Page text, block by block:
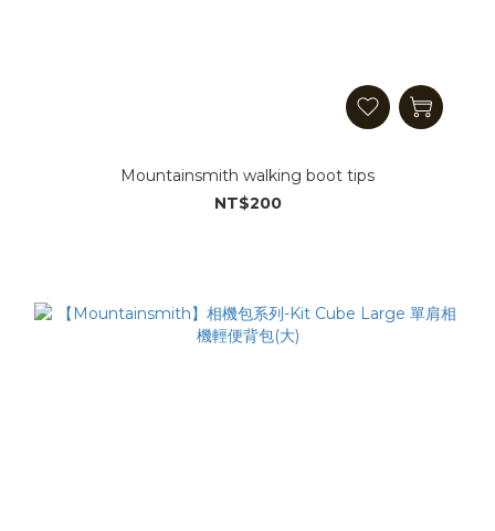
Mountainsmith walking boot tips
NT$200